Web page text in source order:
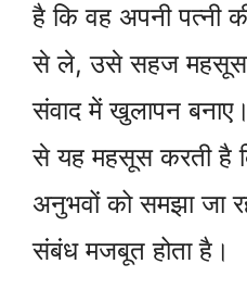
है कि वह अपनी पत्नी
से ले, उसे सहज
संवाद में खुलापन
से यह महसूस करती है
अनुभवों को समझा जा
संबंध मजबूत होता है।